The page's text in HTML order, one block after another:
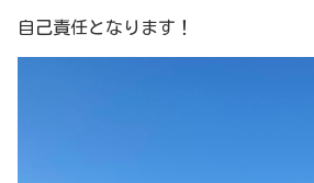
自己責任となります！